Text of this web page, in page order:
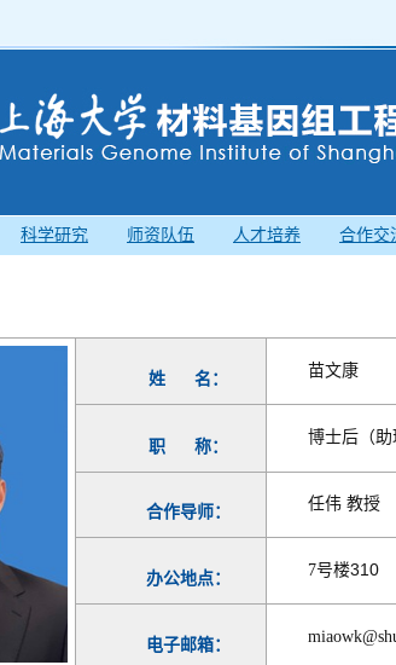
科学研究 师资队伍 人才培养 合作交
姓 名： 苗文康
职 称：
博士后（助
合作导师： 任伟 教授
办公地点： 7号楼310
电子邮箱：